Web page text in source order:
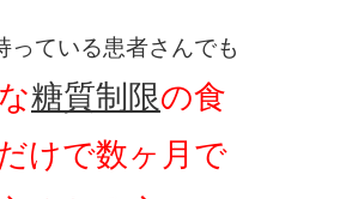
っている患者さんでも
糖質制限の食
けで数ヶ月で